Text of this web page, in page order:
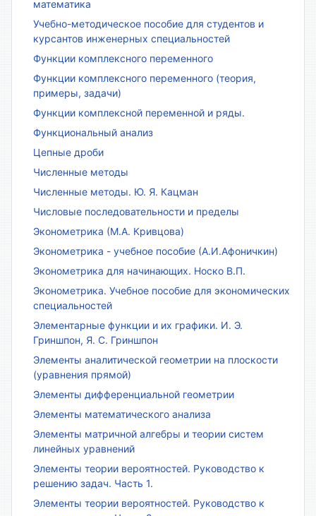
математика
Учебно-методическое пособие для студентов и
курсантов инженерных специальностей
Функции комплексного переменного
Функции комплексного переменного (теория,
примеры, задачи)
Функции комплексной переменной и ряды.
Функциональный анализ
Цепные дроби
Численные методы
Численные методы. Ю. Я. Кацман
Числовые последовательности и пределы
Эконометрика (М.А. Кривцова)
Эконометрика - учебное пособие (А.И.Афоничкин)
Эконометрика для начинающих. Носко В.П.
Эконометрика. Учебное пособие для экономических
специальностей
Элементарные функции и их графики. И. Э.
Гриншпон, Я. С. Гриншпон
Элементы аналитической геометрии на плоскости
(уравнения прямой)
Элементы дифференциальной геометрии
Элементы математического анализа
Элементы матричной алгебры и теории систем
линейных уравнений
Элементы теории вероятностей. Руководство к
решению задач. Часть 1.
Элементы теории вероятностей. Руководство к